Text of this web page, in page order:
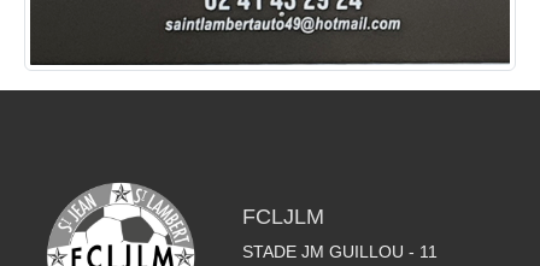
FCLJLM
STADE JM GUILLOU - 11